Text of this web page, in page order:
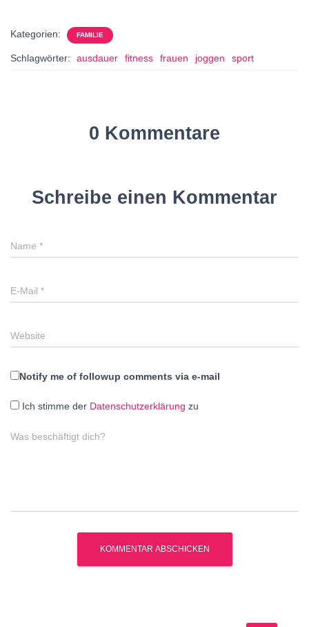
Kategorien: FAMILIE
Schlagwörter: ausdauer fitness frauen joggen sport
0 Kommentare
Schreibe einen Kommentar
Name *
E-Mail *
Website
Notify me of followup comments via e-mail
Ich stimme der Datenschutzerklärung zu
Was beschäftigt dich?